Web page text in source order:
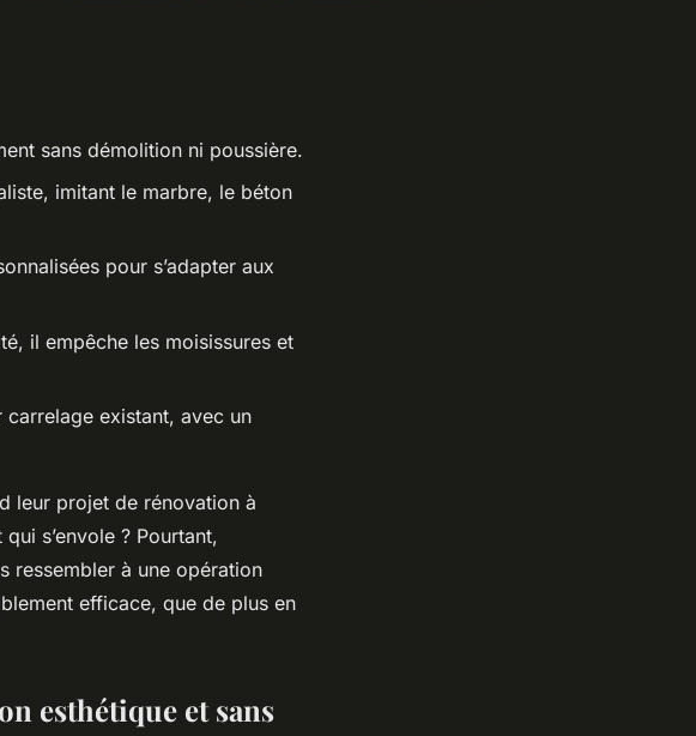
sans démolition ni poussière.
imitant le marbre, le béton
pour s’adapter aux
il empêche les moisissures et
existant, avec un
leur projet de rénovation à
s’envole ? Pourtant,
ressembler à une opération
efficace, que de plus en
esthétique et sans